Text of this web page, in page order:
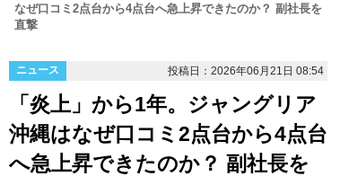
なぜ口コミ2点台から4点台へ急上昇できたのか？ 副社長を
直撃
ニュース 投稿日：2026年06月21日 08:54
「炎上」から1年。ジャングリア
沖縄はなぜ口コミ2点台から4点台
へ急上昇できたのか？ 副社長を